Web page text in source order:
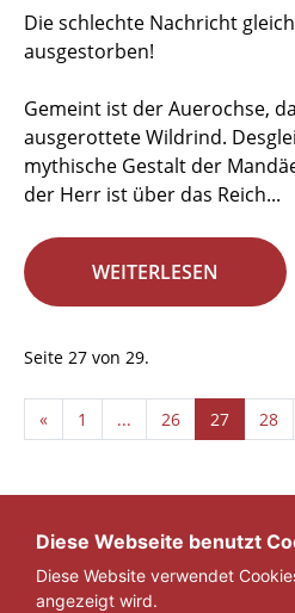
Die schlechte Nachricht gleich
ausgestorben!
Gemeint ist der Auerochse,
ausgerottete Wildrind.
mythische Gestalt der
der Herr ist über das Reich...
WEITERLESEN
Seite 27 von 29.
« 1 ... 26 27 28
Diese Webseite benutzt
Diese Website verwendet
angezeigt wird.